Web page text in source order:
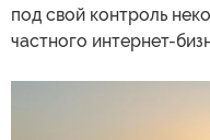
под свой контроль
частного интернет-